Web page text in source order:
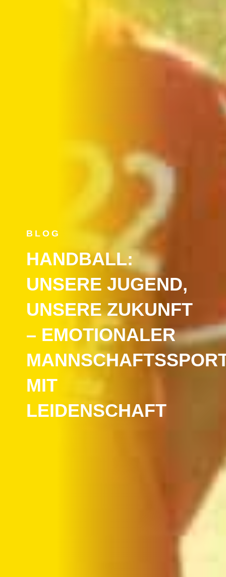
BLOG
HANDBALL:
UNSERE JUGEND,
UNSERE ZUKUNFT
– EMOTIONALER
MIT
LEIDENSCHAFT